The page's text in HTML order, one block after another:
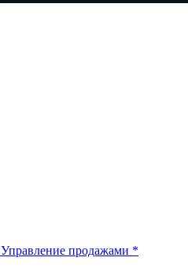
Управление продажами *